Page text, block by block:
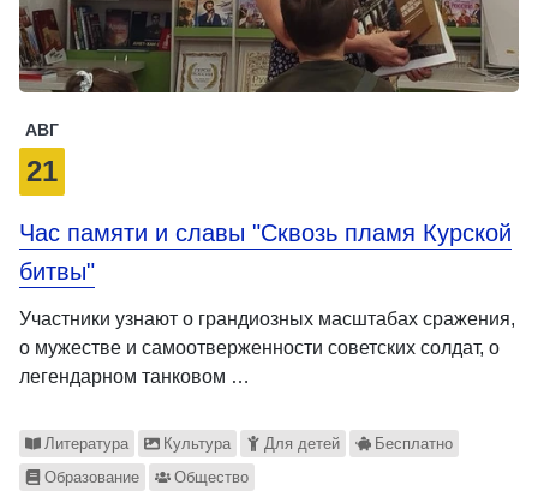
АВГ
21
Час памяти и славы "Сквозь пламя Курской
битвы"
Участники узнают о грандиозных масштабах сражения,
о мужестве и самоотверженности советских солдат, о
легендарном танковом …
Литература Культура Для детей
Бесплатно
Образование
Общество